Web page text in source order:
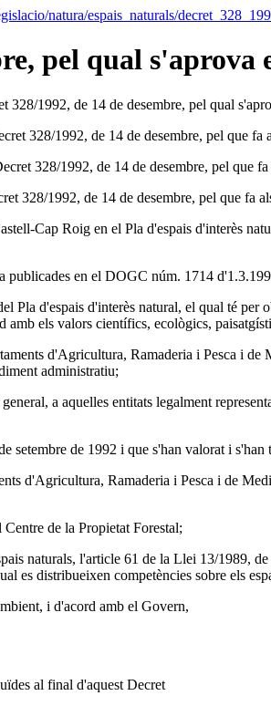
natura/espais_naturals/
pel qual
1992, de 14 de desembre, pel qual
328/1992, de 14 de desembre, pel que fa
328/1992, de 14 de desembre, pel que
328/1992, de 14 de desembre, pel que fa
Cap Roig en el Pla d'espais d'interès
publicades en el DOGC núm. 1714
d'espais d'interès natural, el qual té
amb els valors científics, ecològics,
d'Agricultura, Ramaderia i Pesca i
administratiu;
a aquelles entitats legalment
de 1992 i que s'han valorat i s'han
d'Agricultura, Ramaderia i Pesca i de
de la Propietat Forestal;
naturals, l'article 61 de la Llei 13/1989,
es distribueixen competències sobre els
i d'acord amb el Govern,
al final d'aquest Decret